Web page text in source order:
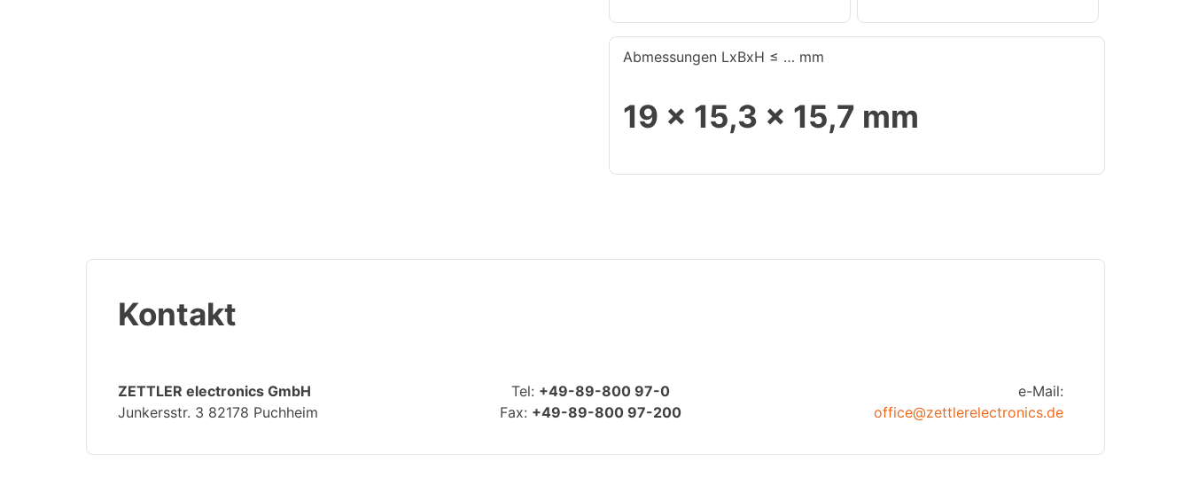
Abmessungen LxBxH ≤ … mm
19 x 15,3 x 15,7 mm
Kontakt
ZETTLER electronics GmbH
Junkersstr. 3 82178 Puchheim
Tel: +49-89-800 97-0
Fax: +49-89-800 97-200
e-Mail:
office@zettlerelectronics.de